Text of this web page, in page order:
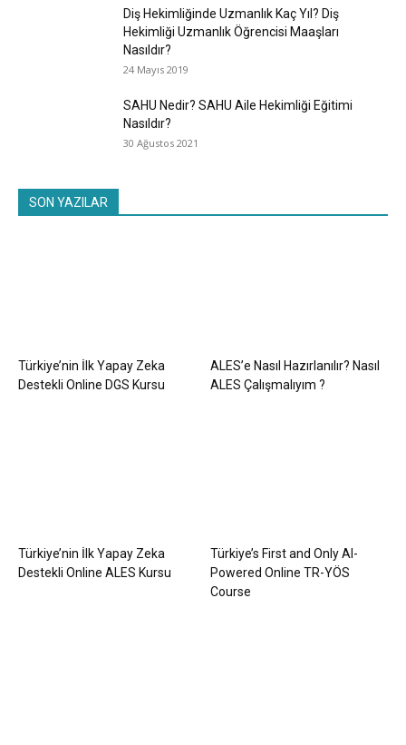
Diş Hekimliğinde Uzmanlık Kaç Yıl? Diş
Hekimliği Uzmanlık Öğrencisi Maaşları
Nasıldır?
24 Mayıs 2019
SAHU Nedir? SAHU Aile Hekimliği Eğitimi
Nasıldır?
30 Ağustos 2021
SON YAZILAR
Türkiye’nin İlk Yapay Zeka
Destekli Online DGS Kursu
ALES’e Nasıl Hazırlanılır? Nasıl
ALES Çalışmalıyım ?
Türkiye’nin İlk Yapay Zeka
Destekli Online ALES Kursu
Türkiye’s First and Only AI-
Powered Online TR-YÖS
Course